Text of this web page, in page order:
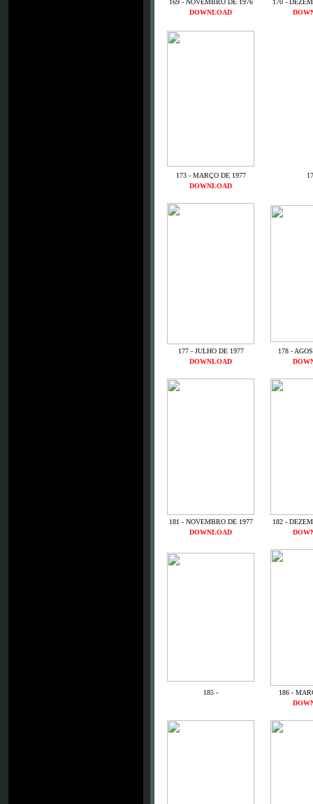
169 - NOVEMBRO DE 1976
170 -
DOWNLOAD
173 - MARÇO DE 1977
DOWNLOAD
177 - JULHO DE 1977
178 -
DOWNLOAD
181 - NOVEMBRO DE 1977
182 -
DOWNLOAD
185 -
186 -